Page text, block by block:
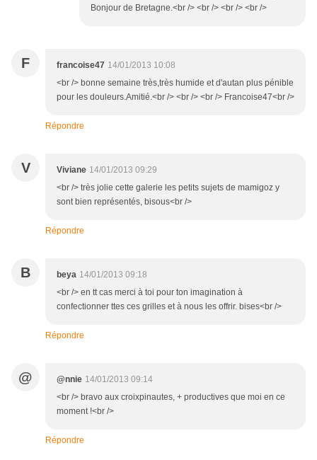
Bonjour de Bretagne.<br /> <br /> <br /> <br />
F francoise47 14/01/2013 10:08
<br /> bonne semaine très,très humide et d'autan plus pénible
pour les douleurs.Amitié.<br /> <br /> <br /> Francoise47<br />
Répondre
V Viviane 14/01/2013 09:29
<br /> très jolie cette galerie les petits sujets de mamigoz y
sont bien représentés, bisous<br />
Répondre
B beya 14/01/2013 09:18
<br /> en tt cas merci à toi pour ton imagination à
confectionner ttes ces grilles et à nous les offrir. bises<br />
Répondre
@ @nnie 14/01/2013 09:14
<br /> bravo aux croixpinautes, + productives que moi en ce
moment !<br />
Répondre